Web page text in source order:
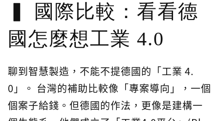
國際比較：看看德
國怎麼想工業 4.0
聊到智慧製造，不能不提德國的「工業 4.
0」。 台灣的補助比較像「專案導向」，一個
個案子給錢。但德國的作法，更像是建構一